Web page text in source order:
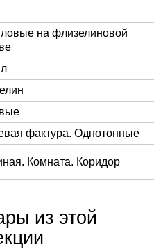
на флизелиновой
фактура. Однотонные
Комната. Коридор
из этой